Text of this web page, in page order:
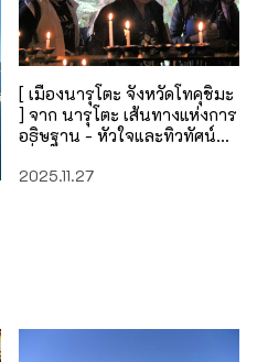
[ เมืองนารุโตะ จังหวัดโทคุชิมะ
] จาก นารุโตะ เส้นทางแห่งการ
อธิษฐาน - หัวใจและทิวทัศน์ที่
ชิโกกุ -
2025.11.27